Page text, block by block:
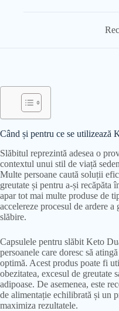
Când și pentru ce se utilizează
Slăbitul reprezintă adesea o
contextul unui stil de viață
Multe persoane caută soluții
greutate și pentru a-și recăpăta
apar tot mai multe produse de
accelereze procesul de ardere
slăbire.
Capsulele pentru slăbit Keto
persoanele care doresc să
optimă. Acest produs poate fi
obezitatea, excesul de greutate
adipoase. De asemenea, este
de alimentație echilibrată și un
maximiza rezultatele.